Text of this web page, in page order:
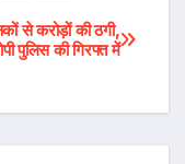
से करोड़ों की ठगी,
पुलिस की गिरफ्त में